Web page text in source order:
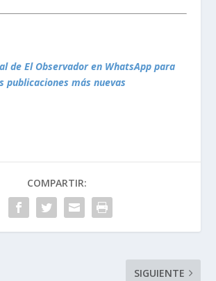
de El Observador en WhatsApp para
publicaciones más nuevas
COMPARTIR:
SIGUIENTE